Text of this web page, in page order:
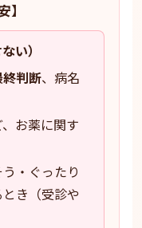
】
い）
判断、病名
お薬に関す
・ぐったり
き（受診や